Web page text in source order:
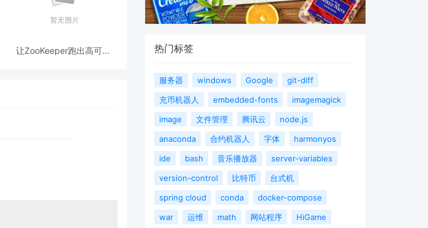
让ZooKeeper跑出高可用:
热门标签
服务器 windows Google
git-diff
充币机器人
embedded-fonts
imagemagick
image
文件管理 腾讯云
node.js
anaconda
合约机器人 字体
harmonyos
ide
bash 音乐播放器
server-variables
version-control
比特币
台式机
spring cloud
conda
docker-compose
war
运维 math 网站程序 HiGame